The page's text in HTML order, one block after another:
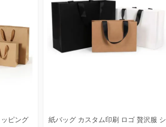
ピング
紙バッグ カスタム印刷 ロゴ 贅沢服 シ